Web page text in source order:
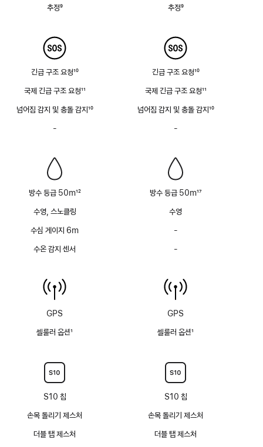
추정9
긴급 구조 요청10
국제 긴급 구조 요청11
넘어짐 감지 및 충돌 감지10
-
방수 등급 50m12
수영, 스노클링
수심 게이지 6m
수온 감지 센서
GPS
셀룰러 옵션1
S10 칩
손목 돌리기 제스처
더블 탭 제스처
추정9
긴급 구조 요청10
국제 긴급 구조 요청11
넘어짐 감지 및 충돌 감지10
-
방수 등급 50m17
수영
-
없음
-
없음
GPS
셀룰러 옵션1
S10 칩
손목 돌리기 제스처
더블 탭 제스처